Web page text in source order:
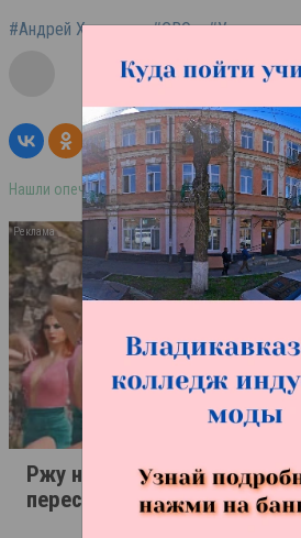
#Андрей Ходаков #СВО #Украина
Нашли опечатку в тексте? Выделите её и
Ржу не переставая, это
пересмотришь не раз